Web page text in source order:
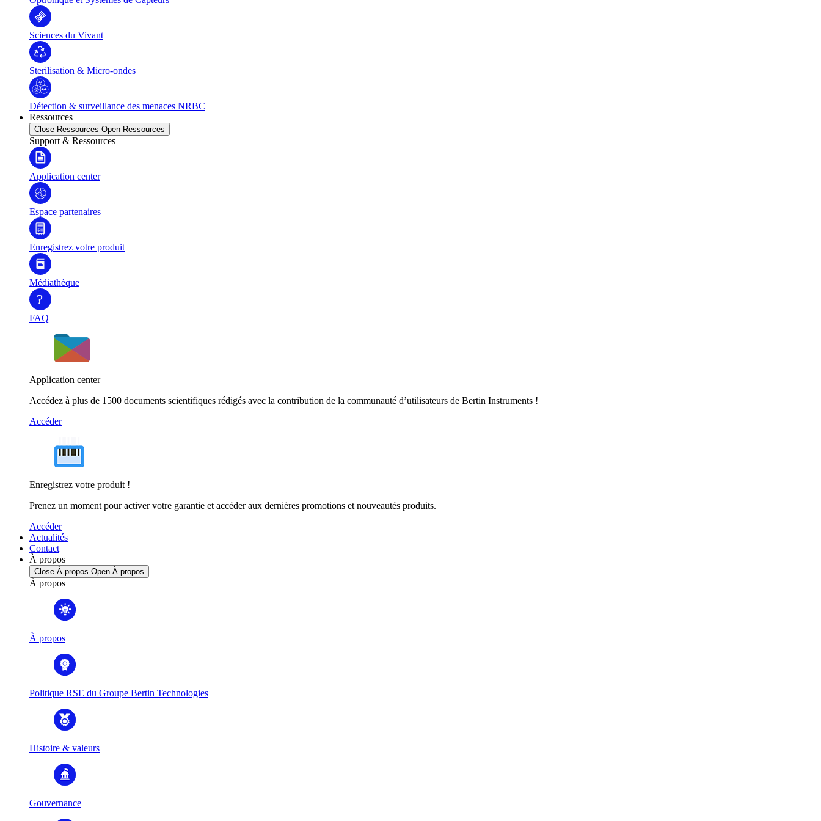
Sciences du Vivant
Sterilisation & Micro-ondes
Détection & surveillance des menaces NRBC
Ressources
Close Ressources Open Ressources
Support & Ressources
Application center
Espace partenaires
Enregistrez votre produit
Médiathèque
?
FAQ
Application center
Accédez à plus de 1500 documents scientifiques rédigés avec la contribution de la communauté d’utilisateurs de Bertin Instruments !
Accéder
Enregistrez votre produit !
Prenez un moment pour activer votre garantie et accéder aux dernières promotions et nouveautés produits.
Accéder
Actualités
Contact
À propos
Close À propos Open À propos
À propos
À propos
Politique RSE du Groupe Bertin Technologies
Histoire & valeurs
Gouvernance